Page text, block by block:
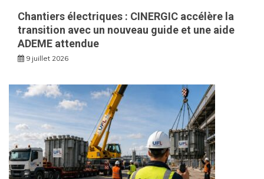
Chantiers électriques : CINERGIC accélère la
transition avec un nouveau guide et une aide
ADEME attendue
9 juillet 2026